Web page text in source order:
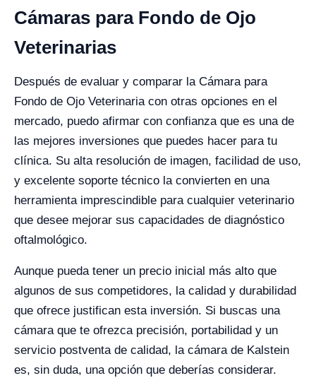
Cámaras para Fondo de Ojo
Veterinarias
Después de evaluar y comparar la Cámara para
Fondo de Ojo Veterinaria con otras opciones en el
mercado, puedo afirmar con confianza que es una de
las mejores inversiones que puedes hacer para tu
clínica. Su alta resolución de imagen, facilidad de uso,
y excelente soporte técnico la convierten en una
herramienta imprescindible para cualquier veterinario
que desee mejorar sus capacidades de diagnóstico
oftalmológico.
Aunque pueda tener un precio inicial más alto que
algunos de sus competidores, la calidad y durabilidad
que ofrece justifican esta inversión. Si buscas una
cámara que te ofrezca precisión, portabilidad y un
servicio postventa de calidad, la cámara de Kalstein
es, sin duda, una opción que deberías considerar.